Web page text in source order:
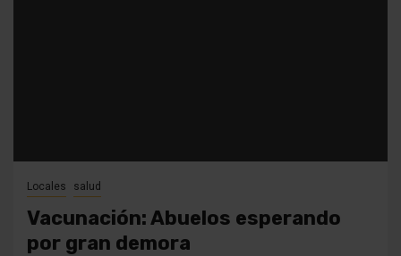
Locales salud
Vacunación: Abuelos esperando
por gran demora